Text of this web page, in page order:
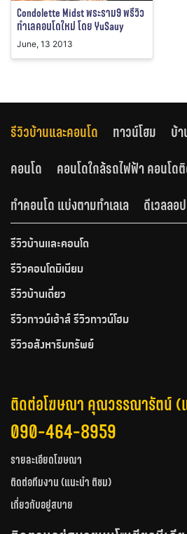
Condolette Midst พระราม9 พรีวิว
ทำเลคอนโดใหม่ โดย YuSauy
June, 13 2013
รีวิวบ้านและคอนโด ทาวน์โฮม
บ้
คอนโด
คอนโดใกล้รถไฟฟ้า คอนโด
ทำคอนโด แบ่งตามทำเลเล
ดีเวลลอ
รีวิวบ้านและคอนโด
รีวิวคอนโดมิเนียม
รีวิวบ้านเดี่ยว
รีวิวทาวน์เฮ้าส์ รีวิวทาวน์โฮม
รีวิวอสังหาริมทรัพย์
ติดต่อโฆษณา คุณวรรณารัตน์ (
090-464-8959
รายละเอียดโฆษณา
ติดต่อทีมงาน (แนะนำ ติชม)
เกี่ยวกับอยู่สบาย